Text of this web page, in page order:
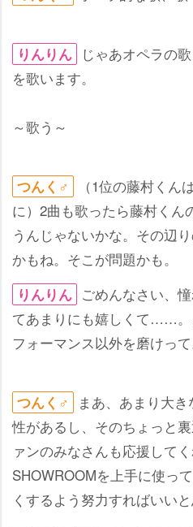
りんりん
じゃあオペラの
を歌います。
～歌う～
つんく♂
（1位の藤村くん
に）2曲も歌ったら藤村くん
うんじゃないかな。その辺
かもね。そこが問題かも。
りんりん ごめんなさい、
てあまりにも嬉しくて……
フォーマンス以外を磨けって
つんく♂
まあ、あまり大
性があるし、そのちょっと
ァンのみなさんも応援して
SHOWROOMを上手に使っ
くするよう努力すればいいと